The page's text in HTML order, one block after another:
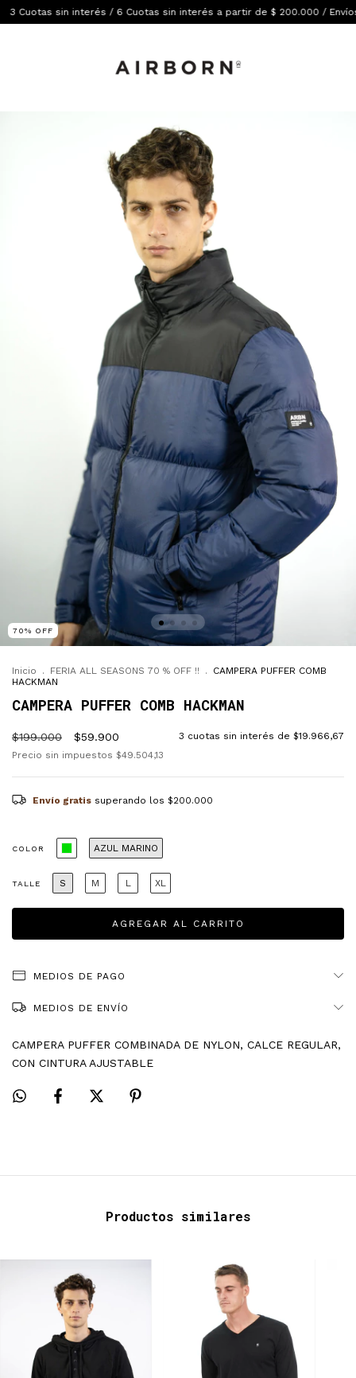
sin interés / 6 Cuotas sin interés a partir de $ 200.000 / Envíos gratis
70% OFF
Inicio . FERIA ALL SEASONS 70 % OFF !! .
CAMPERA PUFFER COMB
HACKMAN
CAMPERA PUFFER COMB HACKMAN
$199.000 $59.900 3 cuotas sin interés de $19.966,67
Precio sin impuestos $49.504,13
Envío gratis superando los $200.000
COLOR AZUL MARINO
TALLE S M L XL
MEDIOS DE PAGO
MEDIOS DE ENVÍO
CAMPERA PUFFER COMBINADA DE NYLON, CALCE REGULAR,
CON CINTURA AJUSTABLE
Productos similares